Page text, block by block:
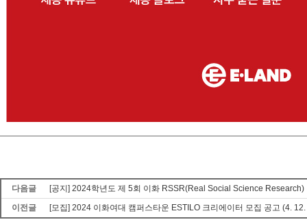
다음글
[공지] 2024학년도 제 5회 이화 RSSR(Real Social Science Research)
이전글
[모집] 2024 이화여대 캠퍼스타운 ESTILO 크리에이터 모집 공고 (4.